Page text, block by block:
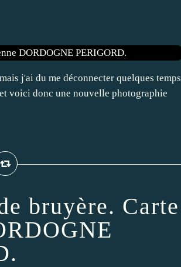
j'ai du me déconnecter quelques temps
voici donc une nouvelle photographie
bruyère. Carte